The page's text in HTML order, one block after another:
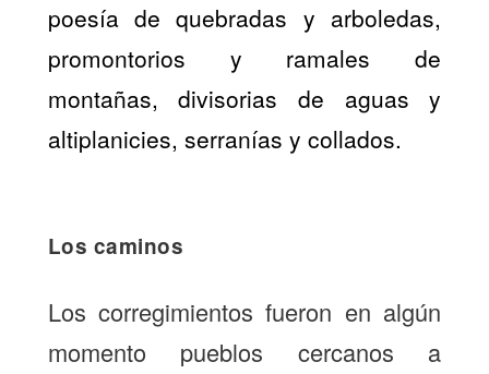
poesía de quebradas y arboledas,
promontorios y ramales de
montañas, divisorias de aguas y
altiplanicies, serranías y collados.
Los caminos
Los corregimientos fueron en algún
momento pueblos cercanos a